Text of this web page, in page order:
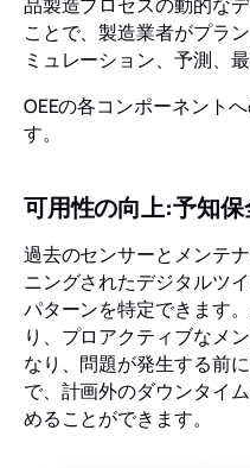
ことで、製造業者がプラ
ミュレーション、予測、
OEEの各コンポーネント
す。
可用性の向上:予知
過去のセンサーとメンテ
ニングされたデジタルツ
パターンを特定できます
り、プロアクティブなメ
なり、問題が発生する前
で、計画外のダウンタイ
めることができます。